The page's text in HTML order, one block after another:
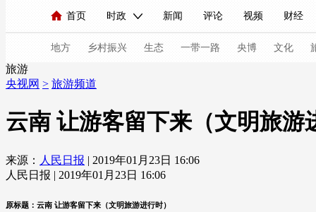
首页 时政 新闻 评论 视频 财经
人民领袖习近平 联播+ 中国领导人 央视快评 习
直播 栏目大全 节目单 听音 微视频
海外频道 iPanda English Монгол
地方 乡村振兴 生态 一带一路 央博 文化
新闻 国内 国际 评论
旅游
央视网 > 旅游频道
云南 让游客留下来（文明旅游
来源： 人民日报 | 2019年01月23日 16:06
人民日报 | 2019年01月23日 16:06
原标题：云南 让游客留下来（文明旅游进行时）